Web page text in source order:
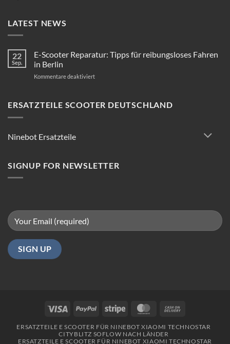
LATEST NEWS
22
Sep.
E-Scooter Reparatur: Tipps für reibungsloses Fahren
in Berlin
Kommentare deaktiviertfür
Reparatur:
ERSATZTEILE SCOOTER DEUTSCHLAND
Ninebot Ersatzteile
SIGNUP FOR NEWSLETTER
Visa PayPal Stripe MasterCard
Delivery
ERSATZTEILE E SCOOTER FÜR NINEBOT XIAOMI TECHNOSTAR
CITYBLITZ SOFLOW NACH LÄNDER
ERSATZTEILE E SCOOTER FÜR NINEBOT XIAOMI TECHNOSTAR